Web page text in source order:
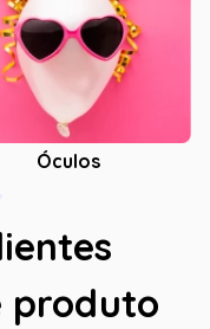
Óculos
produto